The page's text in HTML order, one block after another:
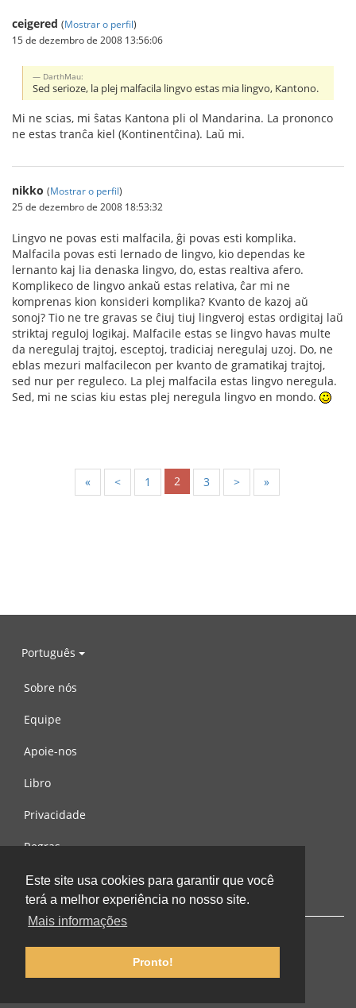
Este site usa cookies para garantir que você
terá a melhor experiência no nosso site.
Mais informações
Pronto!
ceigered (Mostrar o perfil)
15 de dezembro de 2008 13:56:06
DarthMau:
Sed serioze, la plej malfacila lingvo estas mia lingvo, Kantono.
Mi ne scias, mi ŝatas Kantona pli ol Mandarina. La prononco
ne estas tranĉa kiel (Kontinentĉina). Laŭ mi.
nikko (Mostrar o perfil)
25 de dezembro de 2008 18:53:32
Lingvo ne povas esti malfacila, ĝi povas esti komplika.
Malfacila povas esti lernado de lingvo, kio dependas ke
lernanto kaj lia denaska lingvo, do, estas realtiva afero.
Komplikeco de lingvo ankaŭ estas relativa, ĉar mi ne
komprenas kion konsideri komplika? Kvanto de kazoj aŭ
sonoj? Tio ne tre gravas se ĉiuj tiuj lingveroj estas ordigitaj laŭ
striktaj reguloj logikaj. Malfacile estas se lingvo havas multe
da neregulaj trajtoj, esceptoj, tradiciaj neregulaj uzoj. Do, ne
eblas mezuri malfacilecon per kvanto de gramatikaj trajtoj,
sed nur per reguleco. La plej malfacila estas lingvo neregula.
Sed, mi ne scias kiu estas plej neregula lingvo en mondo.
« < 1 2 3 > »
Português
Sobre nós
Equipe
Apoie-nos
Libro
Privacidade
Regras
Contacte-nos
© 2002-2026 lernu.net |Impressum